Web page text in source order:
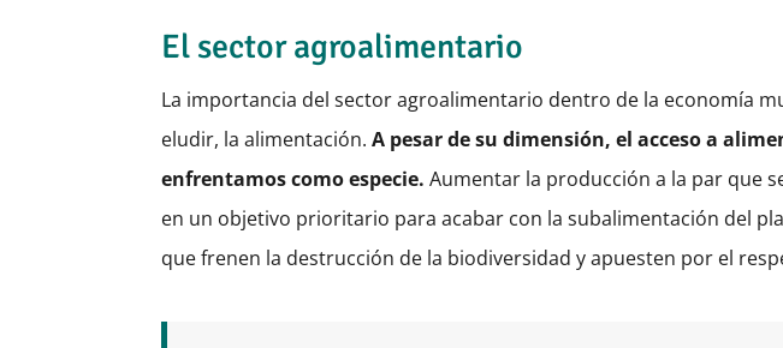
El sector agroalimentario
La importancia del sector agroalimentario dentro de la economía
eludir, la alimentación. A pesar de su dimensión, el acceso a
enfrentamos como especie. Aumentar la producción a la par que
en un objetivo prioritario para acabar con la subalimentación del
que frenen la destrucción de la biodiversidad y apuesten por el